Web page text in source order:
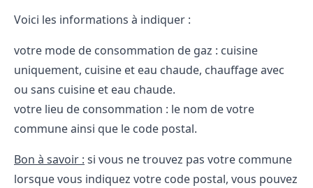
Voici les informations à indiquer :
votre mode de consommation de gaz : cuisine
uniquement, cuisine et eau chaude, chauffage avec
ou sans cuisine et eau chaude.
votre lieu de consommation : le nom de votre
commune ainsi que le code postal.
Bon à savoir : si vous ne trouvez pas votre commune
lorsque vous indiquez votre code postal, vous pouvez